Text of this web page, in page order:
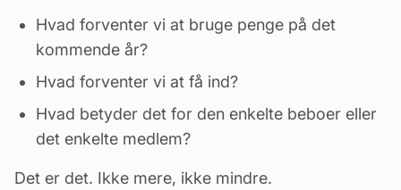
Hvad forventer vi at bruge penge på det
kommende år?
Hvad forventer vi at få ind?
Hvad betyder det for den enkelte beboer eller
det enkelte medlem?
Det er det. Ikke mere, ikke mindre.